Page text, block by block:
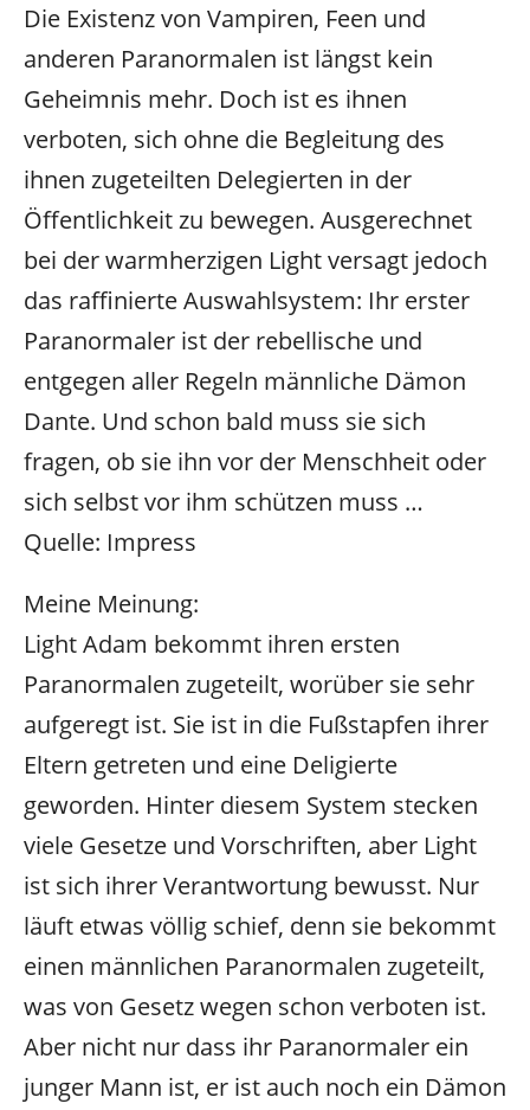
Die Existenz von Vampiren, Feen und
anderen Paranormalen ist längst kein
Geheimnis mehr. Doch ist es ihnen
verboten, sich ohne die Begleitung des
ihnen zugeteilten Delegierten in der
Öffentlichkeit zu bewegen. Ausgerechnet
bei der warmherzigen Light versagt jedoch
das raffinierte Auswahlsystem: Ihr erster
Paranormaler ist der rebellische und
entgegen aller Regeln männliche Dämon
Dante. Und schon bald muss sie sich
fragen, ob sie ihn vor der Menschheit oder
sich selbst vor ihm schützen muss …
Quelle: Impress
Meine Meinung:
Light Adam bekommt ihren ersten
Paranormalen zugeteilt, worüber sie sehr
aufgeregt ist. Sie ist in die Fußstapfen ihrer
Eltern getreten und eine Deligierte
geworden. Hinter diesem System stecken
viele Gesetze und Vorschriften, aber Light
ist sich ihrer Verantwortung bewusst. Nur
läuft etwas völlig schief, denn sie bekommt
einen männlichen Paranormalen zugeteilt,
was von Gesetz wegen schon verboten ist.
Aber nicht nur dass ihr Paranormaler ein
junger Mann ist, er ist auch noch ein Dämon